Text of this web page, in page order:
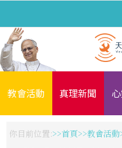
教會活動 真理新聞
你目前位置: 首頁 教會活動